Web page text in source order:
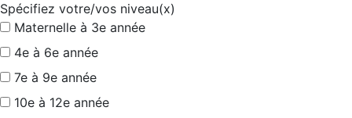
Spécifiez votre/vos niveau(x)
Maternelle à 3e année
4e à 6e année
7e à 9e année
10e à 12e année